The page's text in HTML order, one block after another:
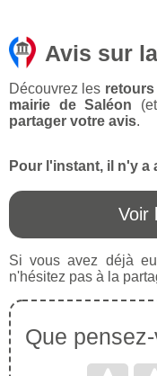
Avis sur
Découvrez les
mairie de Saléon
partager votre avis.
Pour l'instant, il n'y a
Voir
Si vous avez déjà
n'hésitez pas à la
Que